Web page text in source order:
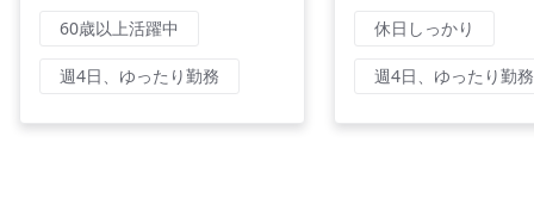
60歳以上活躍中
週4日、ゆったり勤務
休日しっかり
週4日、ゆったり勤務